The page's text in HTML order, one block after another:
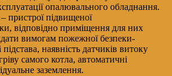
опалювального обладнання.
пристрої підвищеної
відповідно приміщення для них
вимогам пожежної безпеки-
підстава, наявність датчиків витоку
самого котла, автоматичні
заземлення.